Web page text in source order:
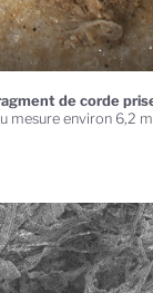
de corde
mesure environ 6,2